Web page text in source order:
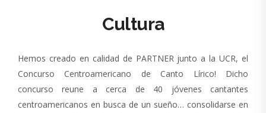
Cultura
Hemos creado en calidad de PARTNER junto a la UCR, el
Concurso Centroamericano de Canto Lírico! Dicho
concurso reune a cerca de 40 jóvenes cantantes
centroamericanos en busca de un sueño… consolidarse en